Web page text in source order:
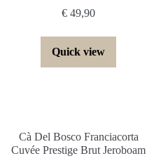
€ 49,90
Quick view
Cà Del Bosco Franciacorta
Cuvée Prestige Brut Jeroboam